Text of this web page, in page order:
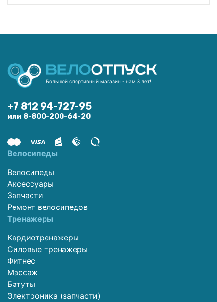
Большой спортивный магазин - нам 8 лет!
+7 812 94-727-95
или 8-800-200-64-20
Велосипеды
Велосипеды
Аксессуары
Запчасти
Ремонт велосипедов
Тренажеры
Кардиотренажеры
Силовые тренажеры
Фитнес
Массаж
Батуты
Электроника (запчасти)